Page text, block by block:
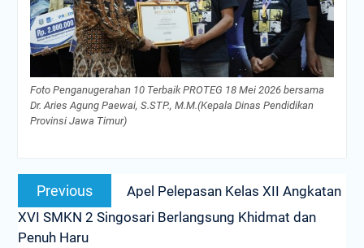
Foto Penganugerahan 10 Terbaik PROTEG 18 Mei 2026 bersama
Dr. Aries Agung Paewai, S.STP., M.M.(Kepala Dinas Pendidikan
Provinsi Jawa Timur)
Navigasi
posPrevious
Previous
post:
Apel Pelepasan Kelas XII Angkatan
XVI SMKN 2 Singosari Berlangsung Khidmat dan
Penuh Haru